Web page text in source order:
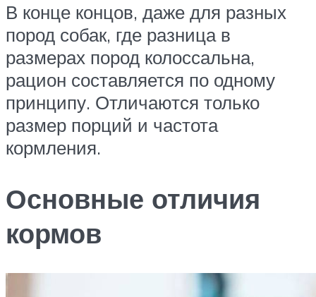
В конце концов, даже для разных
пород собак, где разница в
размерах пород колоссальна,
рацион составляется по одному
принципу. Отличаются только
размер порций и частота
кормления.
Основные отличия
кормов